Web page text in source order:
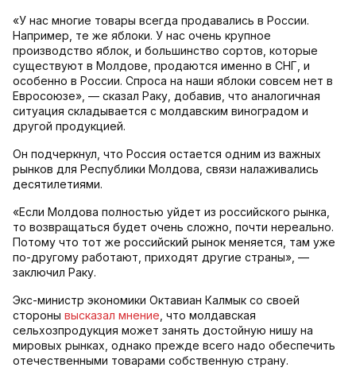
«У нас многие товары всегда продавались в России.
Например, те же яблоки. У нас очень крупное
производство яблок, и большинство сортов, которые
существуют в Молдове, продаются именно в СНГ, и
особенно в России. Спроса на наши яблоки совсем нет в
Евросоюзе», — сказал Раку, добавив, что аналогичная
ситуация складывается с молдавским виноградом и
другой продукцией.
Он подчеркнул, что Россия остается одним из важных
рынков для Республики Молдова, связи налаживались
десятилетиями.
«Если Молдова полностью уйдет из российского рынка,
то возвращаться будет очень сложно, почти нереально.
Потому что тот же российский рынок меняется, там уже
по-другому работают, приходят другие страны», —
заключил Раку.
Экс-министр экономики Октавиан Калмык со своей
стороны высказал мнение , что молдавская
сельхозпродукция может занять достойную нишу на
мировых рынках, однако прежде всего надо обеспечить
отечественными товарами собственную страну.